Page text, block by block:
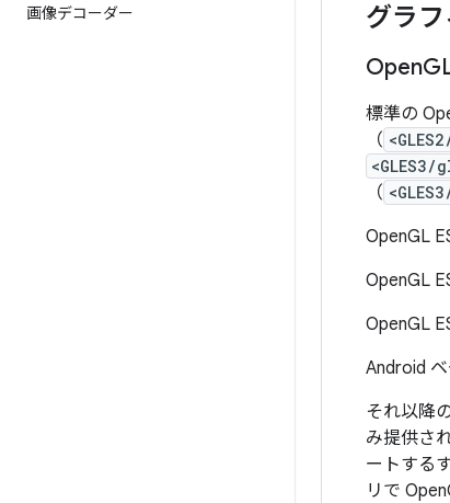
画像デコーダー
グラ
Open
標準の
（
（
OpenGL
OpenGL
OpenGL
Android
それ以降
み提供さ
ートする
リで